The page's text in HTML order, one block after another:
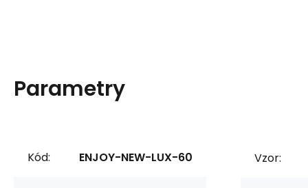
Parametry
Kód: ENJOY-NEW-LUX-60 Vzor: